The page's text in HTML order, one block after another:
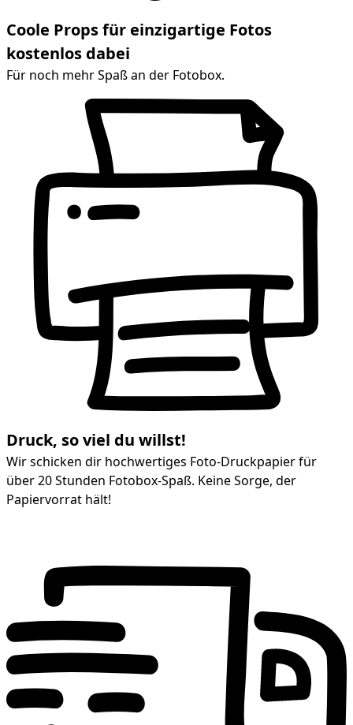
Coole Props für einzigartige Fotos
kostenlos dabei
Für noch mehr Spaß an der Fotobox.
Druck, so viel du willst!
Wir schicken dir hochwertiges Foto-Druckpapier für
über 20 Stunden Fotobox-Spaß. Keine Sorge, der
Papiervorrat hält!